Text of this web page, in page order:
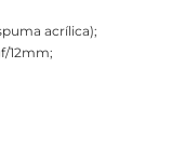
acrílica);
12mm;